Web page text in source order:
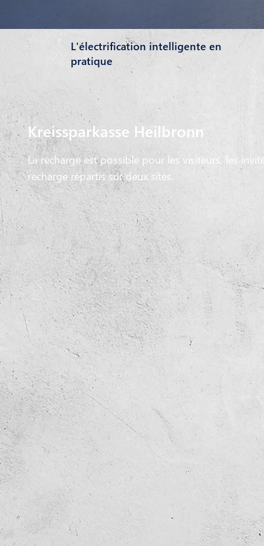
L'électrification intelligente en
pratique
Kreissparkasse Heilbronn
La recharge est possible pour les visiteurs, les
recharge répartis sur deux sites.